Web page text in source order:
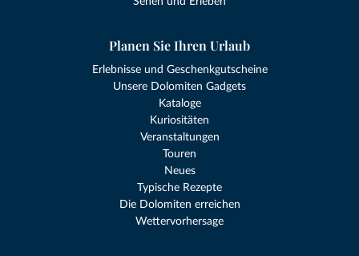
Planen Sie Ihren Urlaub
Erlebnisse und Geschenkgutscheine
Unsere Dolomiten Gadgets
Kataloge
Kuriositäten
Veranstaltungen
Touren
Neues
Typische Rezepte
Die Dolomiten erreichen
Wettervorhersage